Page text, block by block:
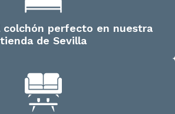
colchón perfecto en nuestra
tienda de Sevilla